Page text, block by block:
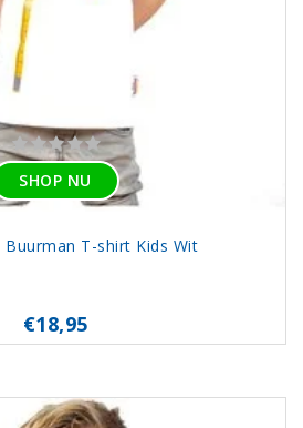
SHOP NU
T-shirt Kids Wit
€18,95